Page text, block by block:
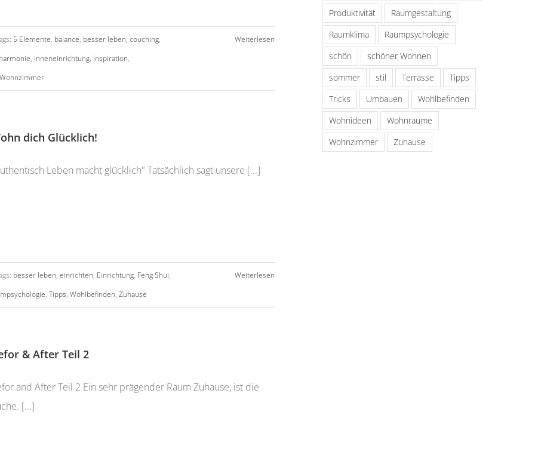
5 Elemente, balance, besser leben, couching,
harmonie, inneneinrichtung, Inspiration,
Wohnzimmer
Weiterlesen
dich Glücklich!
Leben macht glücklich" Tatsächlich sagt unsere [...]
besser leben, einrichten, Einrichtung, Feng Shui,
, Tipps, Wohlbefinden, Zuhause
Weiterlesen
& After Teil 2
and After Teil 2 Ein sehr prägender Raum Zuhause, ist die
[...]
Produktivität
Raumgestaltung
Raumklima
Raumpsychologie
schön
schöner Wohnen
sommer
stil Terrasse
Tipps
Tricks
Umbauen
Wohlbefinden
Wohnideen
Wohnräume
Wohnzimmer
Zuhause